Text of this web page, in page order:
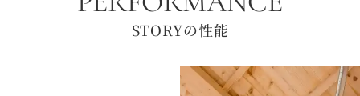
STORYの性能